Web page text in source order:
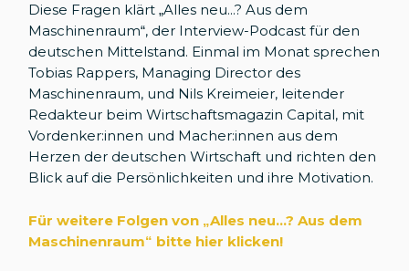
Diese Fragen klärt „Alles neu...? Aus dem
Maschinenraum“, der Interview-Podcast für den
deutschen Mittelstand. Einmal im Monat sprechen
Tobias Rappers, Managing Director des
Maschinenraum, und Nils Kreimeier, leitender
Redakteur beim Wirtschaftsmagazin Capital, mit
Vordenker:innen und Macher:innen aus dem
Herzen der deutschen Wirtschaft und richten den
Blick auf die Persönlichkeiten und ihre Motivation.
Für weitere Folgen von „Alles neu...? Aus dem
Maschinenraum“ bitte hier klicken!